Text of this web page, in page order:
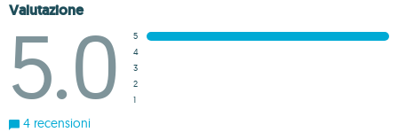
Valutazione
5.0
5
4
3
2
1
4 recensioni